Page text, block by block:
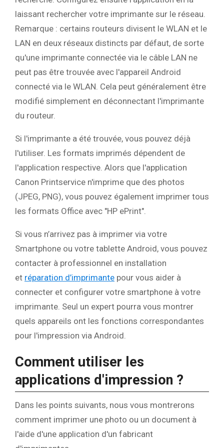
laissant rechercher votre imprimante sur le réseau.
Remarque : certains routeurs divisent le WLAN et le
LAN en deux réseaux distincts par défaut, de sorte
qu'une imprimante connectée via le câble LAN ne
peut pas être trouvée avec l'appareil Android
connecté via le WLAN. Cela peut généralement être
modifié simplement en déconnectant l'imprimante
du routeur.
Si l'imprimante a été trouvée, vous pouvez déjà
l'utiliser. Les formats imprimés dépendent de
l'application respective. Alors que l'application
Canon Printservice n'imprime que des photos
(JPEG, PNG), vous pouvez également imprimer tous
les formats Office avec "HP ePrint".
Si vous n’arrivez pas à imprimer via votre
Smartphone ou votre tablette Android, vous pouvez
contacter à professionnel en installation
et réparation d’imprimante pour vous aider à
connecter et configurer votre smartphone à votre
imprimante. Seul un expert pourra vous montrer
quels appareils ont les fonctions correspondantes
pour l'impression via Android.
Comment utiliser les
applications d'impression ?
Dans les points suivants, nous vous montrerons
comment imprimer une photo ou un document à
l'aide d'une application d'un fabricant